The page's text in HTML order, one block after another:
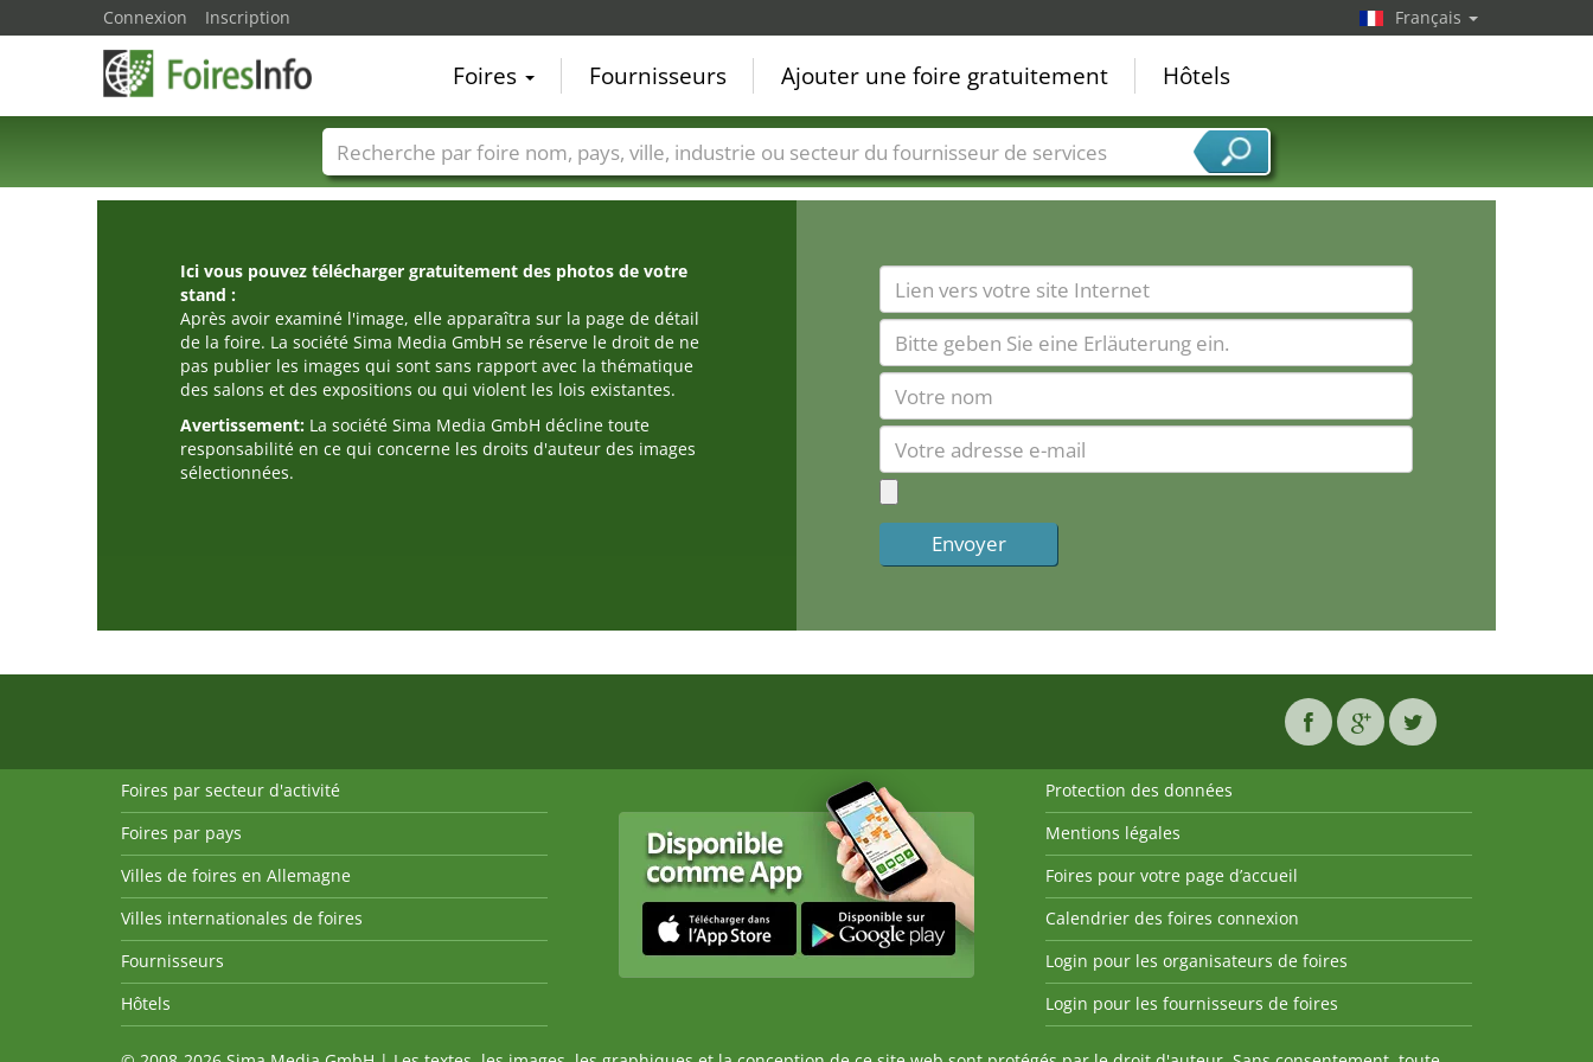
Ici vous pouvez télécharger gratuitement des photos de votre
stand :
Après avoir examiné l'image, elle apparaîtra sur la page de détail
de la foire. La société Sima Media GmbH se réserve le droit de ne
pas publier les images qui sont sans rapport avec la thématique
des salons et des expositions ou qui violent les lois existantes.
Avertissement: La société Sima Media GmbH décline toute
responsabilité en ce qui concerne les droits d'auteur des images
sélectionnées.
Connexion Inscription Français
Foires Fournisseurs Ajouter une foire gratuitement Hôtels
Foire noms Pays Villes Secteurs de foire Secteurs du fournisseur de services
Foires par secteur d'activité
Foires par pays
Villes de foires en Allemagne
Villes internationales de foires
Fournisseurs
Hôtels
Protection des données
Mentions légales
Foires pour votre page d’accueil
Calendrier des foires connexion
Login pour les organisateurs de foires
Login pour les fournisseurs de foires